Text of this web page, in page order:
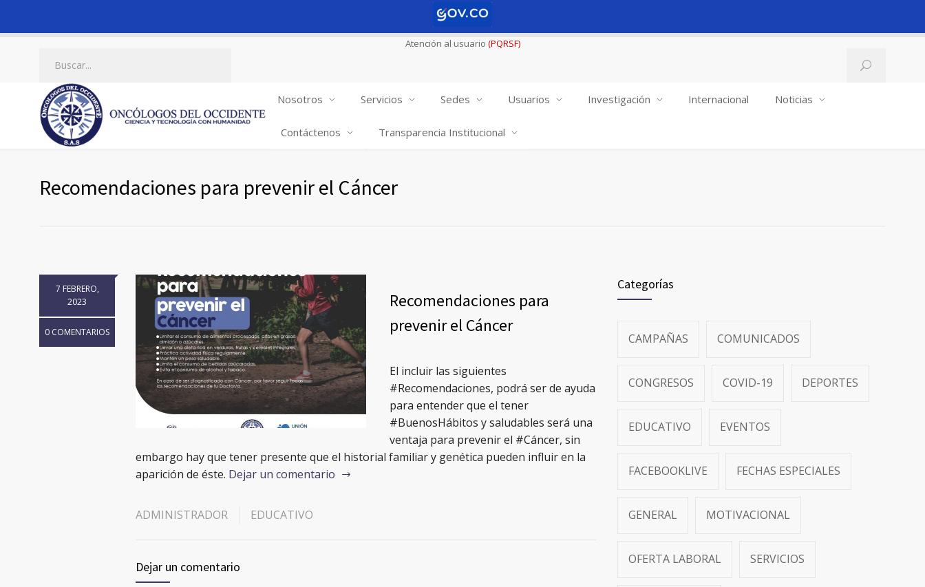
Atención al usuario (PQRSF)
Nosotros Servicios Sedes Usuarios Investigación Internacional Noticias
Contáctenos Transparencia Institucional
Recomendaciones para prevenir el Cáncer
7 FEBRERO,
2023
0 COMENTARIOS
Recomendaciones para
prevenir el Cáncer
El incluir las siguientes
#Recomendaciones, podrá ser de ayuda
para entender que el tener
#BuenosHábitos y saludables será una
ventaja para prevenir el #Cáncer, sin
embargo hay que tener presente que el historial familiar y genética pueden influir en la
aparición de éste. Dejar un comentario
ADMINISTRADOR EDUCATIVO
Dejar un comentario
Categorías
CAMPAÑAS COMUNICADOS
CONGRESOS COVID-19 DEPORTES
EDUCATIVO EVENTOS
FACEBOOKLIVE FECHAS ESPECIALES
GENERAL MOTIVACIONAL
OFERTA LABORAL SERVICIOS